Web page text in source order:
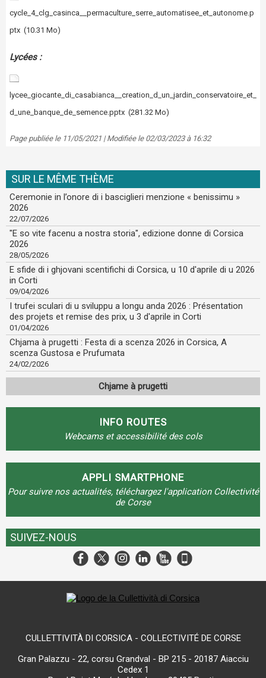
cycle_4_clg_casinca__permaculture_serre_automatisee_et_autonome.p
ptx (10.31 Mo)
Lycées :
lycee_giocante_di_casabianca__creation_d_un_jardin_conservatoire_et_
d_une_banque_de_semence.pptx (281.32 Mo)
Page publiée le 11/05/2021 | Modifiée le 02/03/2023 à 16:32
SUR LE MÊME THÈME
Ceremonie in l’onore di i basciglieri menzione « benissimu »
2026
22/07/2026
"E so vite facenu a nostra storia", edizione donne di Corsica
2026
28/05/2026
E sfide di i ghjovani scentifichi di Corsica, u 10 d'aprile di u 2026
in Corti
09/04/2026
I trufei sculari di u sviluppu a longu anda 2026 : Présentation
des projets et remise des prix, u 3 d'aprile in Corti
01/04/2026
Chjama à prugetti : Festa di a scenza 2026 in Corsica, A
scenza Gustosa e Prufumata
24/02/2026
Chjame à prugetti
INFO ROUTES
Webcams et accessibilité des cols
APPLI SMARTPHONE
Pour suivre nos actualités, téléchargez l'application Collectivité
de Corse
SUIVEZ-NOUS
CULLETTIVITÀ DI CORSICA - COLLECTIVITÉ DE CORSE
Gran Palazzu - 22, corsu Grandval - BP 215 - 20187 Aiacciu
Cedex 1